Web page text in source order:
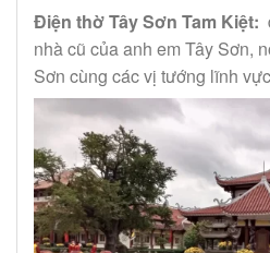
Điện thờ Tây Sơn Tam Kiệt:
nhà cũ của anh em Tây Sơn,
Sơn cùng các vị tướng lĩnh